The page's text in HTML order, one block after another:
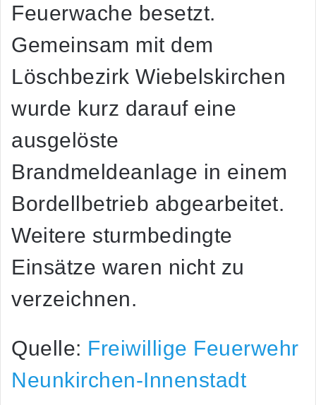
Feuerwache besetzt.
Gemeinsam mit dem
Löschbezirk Wiebelskirchen
wurde kurz darauf eine
ausgelöste
Brandmeldeanlage in einem
Bordellbetrieb abgearbeitet.
Weitere sturmbedingte
Einsätze waren nicht zu
verzeichnen.
Quelle: Freiwillige Feuerwehr
Neunkirchen-Innenstadt